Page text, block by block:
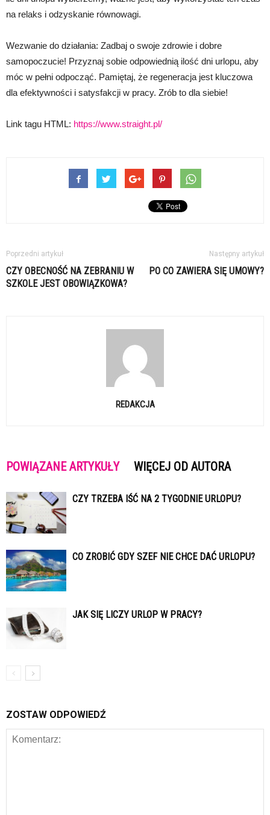
na relaks i odzyskanie równowagi.
Wezwanie do działania: Zadbaj o swoje zdrowie i dobre
samopoczucie! Przyznaj sobie odpowiednią ilość dni urlopu, aby
móc w pełni odpocząć. Pamiętaj, że regeneracja jest kluczowa
dla efektywności i satysfakcji w pracy. Zrób to dla siebie!
Link tagu HTML: https://www.straight.pl/
Poprzedni artykuł
CZY OBECNOŚĆ NA ZEBRANIU W
SZKOLE JEST OBOWIĄZKOWA?
Następny artykuł
PO CO ZAWIERA SIĘ UMOWY?
REDAKCJA
POWIĄZANE ARTYKUŁY WIĘCEJ OD AUTORA
CZY TRZEBA IŚĆ NA 2 TYGODNIE URLOPU?
CO ZROBIĆ GDY SZEF NIE CHCE DAĆ URLOPU?
JAK SIĘ LICZY URLOP W PRACY?
ZOSTAW ODPOWIEDŹ